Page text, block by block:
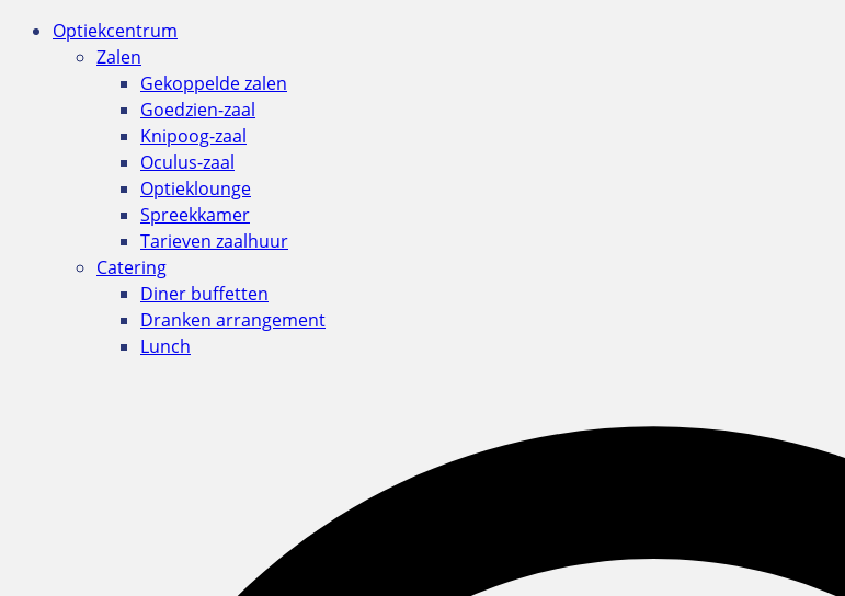
Optiekcentrum
Zalen
Gekoppelde zalen
Goedzien-zaal
Knipoog-zaal
Oculus-zaal
Optieklounge
Spreekkamer
Tarieven zaalhuur
Catering
Diner buffetten
Dranken arrangement
Lunch